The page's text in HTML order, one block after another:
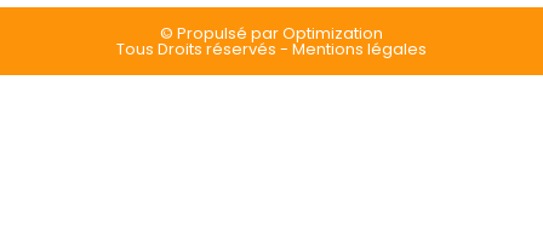
© Propulsé par Optimization
Tous Droits réservés - Mentions légales